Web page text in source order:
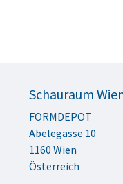
Schauraum
FORMDEPOT
Abelegasse 10
1160 Wien
Österreich